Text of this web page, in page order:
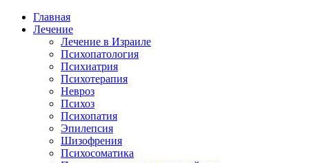
Главная
Лечение
Лечение в Израиле
Психопатология
Психиатрия
Психотерапия
Невроз
Психоз
Психопатия
Эпилепсия
Шизофрения
Психосоматика